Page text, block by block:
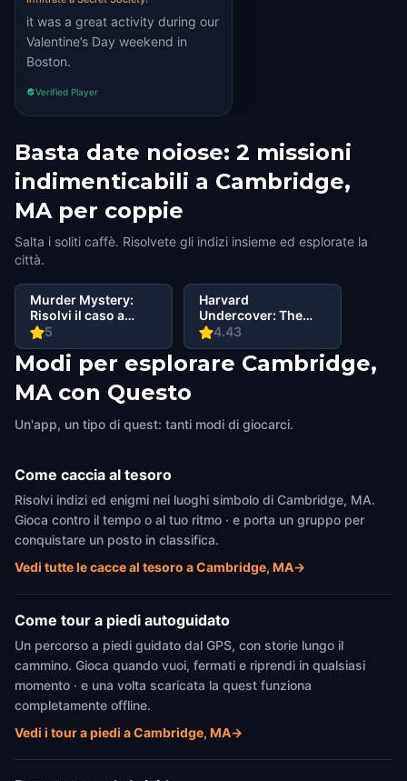
it was a great activity during our
Valentine’s Day weekend in
Boston.
Verified Player
Basta date noiose: 2 missioni
indimenticabili a Cambridge,
MA per coppie
Salta i soliti caffè. Risolvete gli indizi insieme ed esplorate la
città.
5
Murder Mystery:
Risolvi il caso a
Cambridge, MA
4.43
Harvard
Undercover: The
Porcellian Files
Modi per esplorare Cambridge,
MA con Questo
Un'app, un tipo di quest: tanti modi di giocarci.
Come caccia al tesoro
Risolvi indizi ed enigmi nei luoghi simbolo di Cambridge, MA.
Gioca contro il tempo o al tuo ritmo · e porta un gruppo per
conquistare un posto in classifica.
Vedi tutte le cacce al tesoro a Cambridge, MA→
Come tour a piedi autoguidato
Un percorso a piedi guidato dal GPS, con storie lungo il
cammino. Gioca quando vuoi, fermati e riprendi in qualsiasi
momento · e una volta scaricata la quest funziona
completamente offline.
Vedi i tour a piedi a Cambridge, MA→